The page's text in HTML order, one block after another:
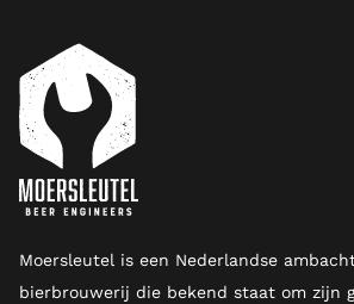
Moersleutel is een Nederlandse
bierbrouwerij die bekend staat om zijn